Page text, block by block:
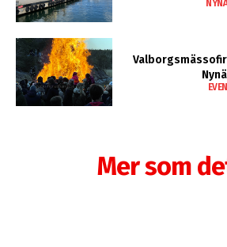
Mer som